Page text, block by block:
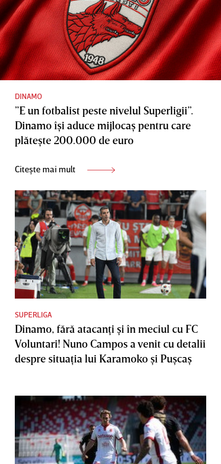
DINAMO
”E un fotbalist peste nivelul Superligii”.
Dinamo îşi aduce mijlocaş pentru care
plăteşte 200.000 de euro
Citește mai mult
SUPERLIGA
Dinamo, fără atacanţi şi în meciul cu FC
Voluntari! Nuno Campos a venit cu detalii
despre situaţia lui Karamoko şi Puşcaş